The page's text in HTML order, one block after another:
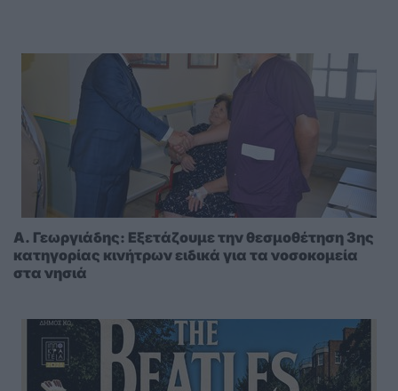
A. Γεωργιάδης: Eξετάζουμε την θεσμοθέτηση 3ης
κατηγορίας κινήτρων ειδικά για τα νοσοκομεία
στα νησιά